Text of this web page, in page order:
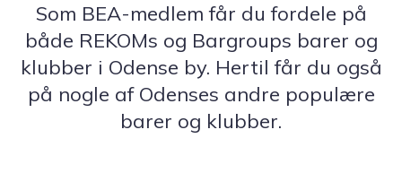
Som BEA-medlem får du fordele på
både REKOMs og Bargroups barer og
klubber i Odense by. Hertil får du også
på nogle af Odenses andre populære
barer og klubber.